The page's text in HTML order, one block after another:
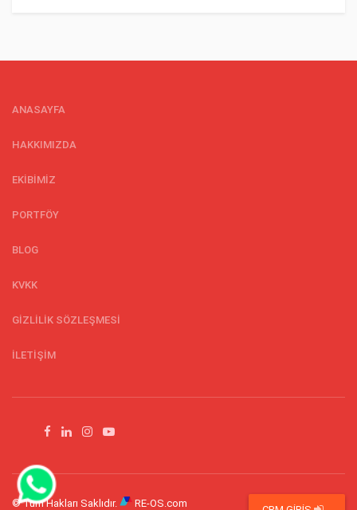
ANASAYFA
HAKKIMIZDA
EKİBİMİZ
PORTFÖY
BLOG
KVKK
GİZLİLİK SÖZLEŞMESİ
İLETİŞİM
© Tüm Hakları Saklıdır. RE-OS.com